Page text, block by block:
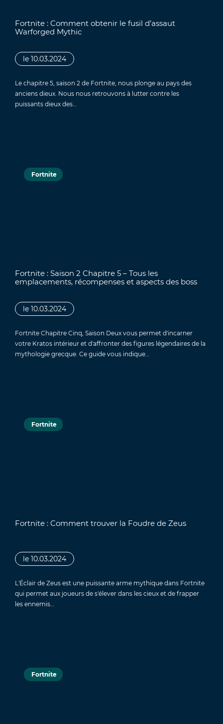
Fortnite : Comment obtenir le fusil d’assaut
Warforged Mythic
le 10.03.2024
Le chapitre 5, saison 2 de Fortnite, nous plonge au pays des
anciens dieux. Nous nous retrouvons à lutter contre les
puissants dieux des…
Fortnite
Fortnite : Saison 2 Chapitre 5 – Tous les
emplacements, récompenses et aspects des boss
le 10.03.2024
Fortnite Chapitre Cinq, Saison Deux vous permet d'incarner
votre Kratos intérieur et d'affronter des figures légendaires de la
mythologie grecque. Ce guide vous indique…
Fortnite
Fortnite : Comment trouver la Foudre de Zeus
le 10.03.2024
L'Éclair de Zeus est une puissante arme mythique dans Fortnite
qui permet aux joueurs de s'élever dans les cieux et de frapper
les ennemis…
Fortnite